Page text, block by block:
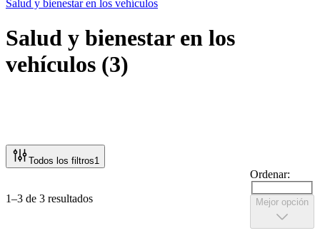
Salud y bienestar en los vehículos
Salud y bienestar en los
vehículos (3)
Todos los filtros1
1–3 de 3 resultados
Ordenar:
Mejor opción